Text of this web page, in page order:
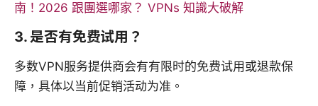
南！2026 跟團選哪家？ VPNs 知識大破解
3. 是否有免费试用？
多数VPN服务提供商会有有限时的免费试用或退款保
障，具体以当前促销活动为准。